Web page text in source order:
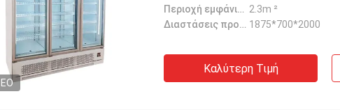
Περιοχή εμφάνισης: 2.3m ²
Διαστάσεις προϊόντος: 1875*700*2000
Καλύτερη Τιμή